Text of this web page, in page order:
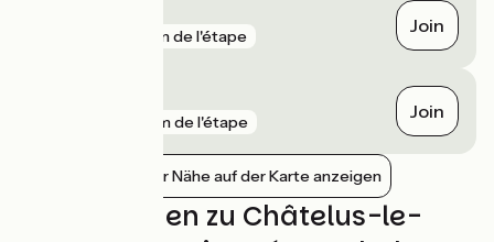
3 km de l'étape Join
7 km de l'étape Join
Bahnhöfe in der Nähe auf der Karte anzeigen
Bewertungen zu Châtelus-le-